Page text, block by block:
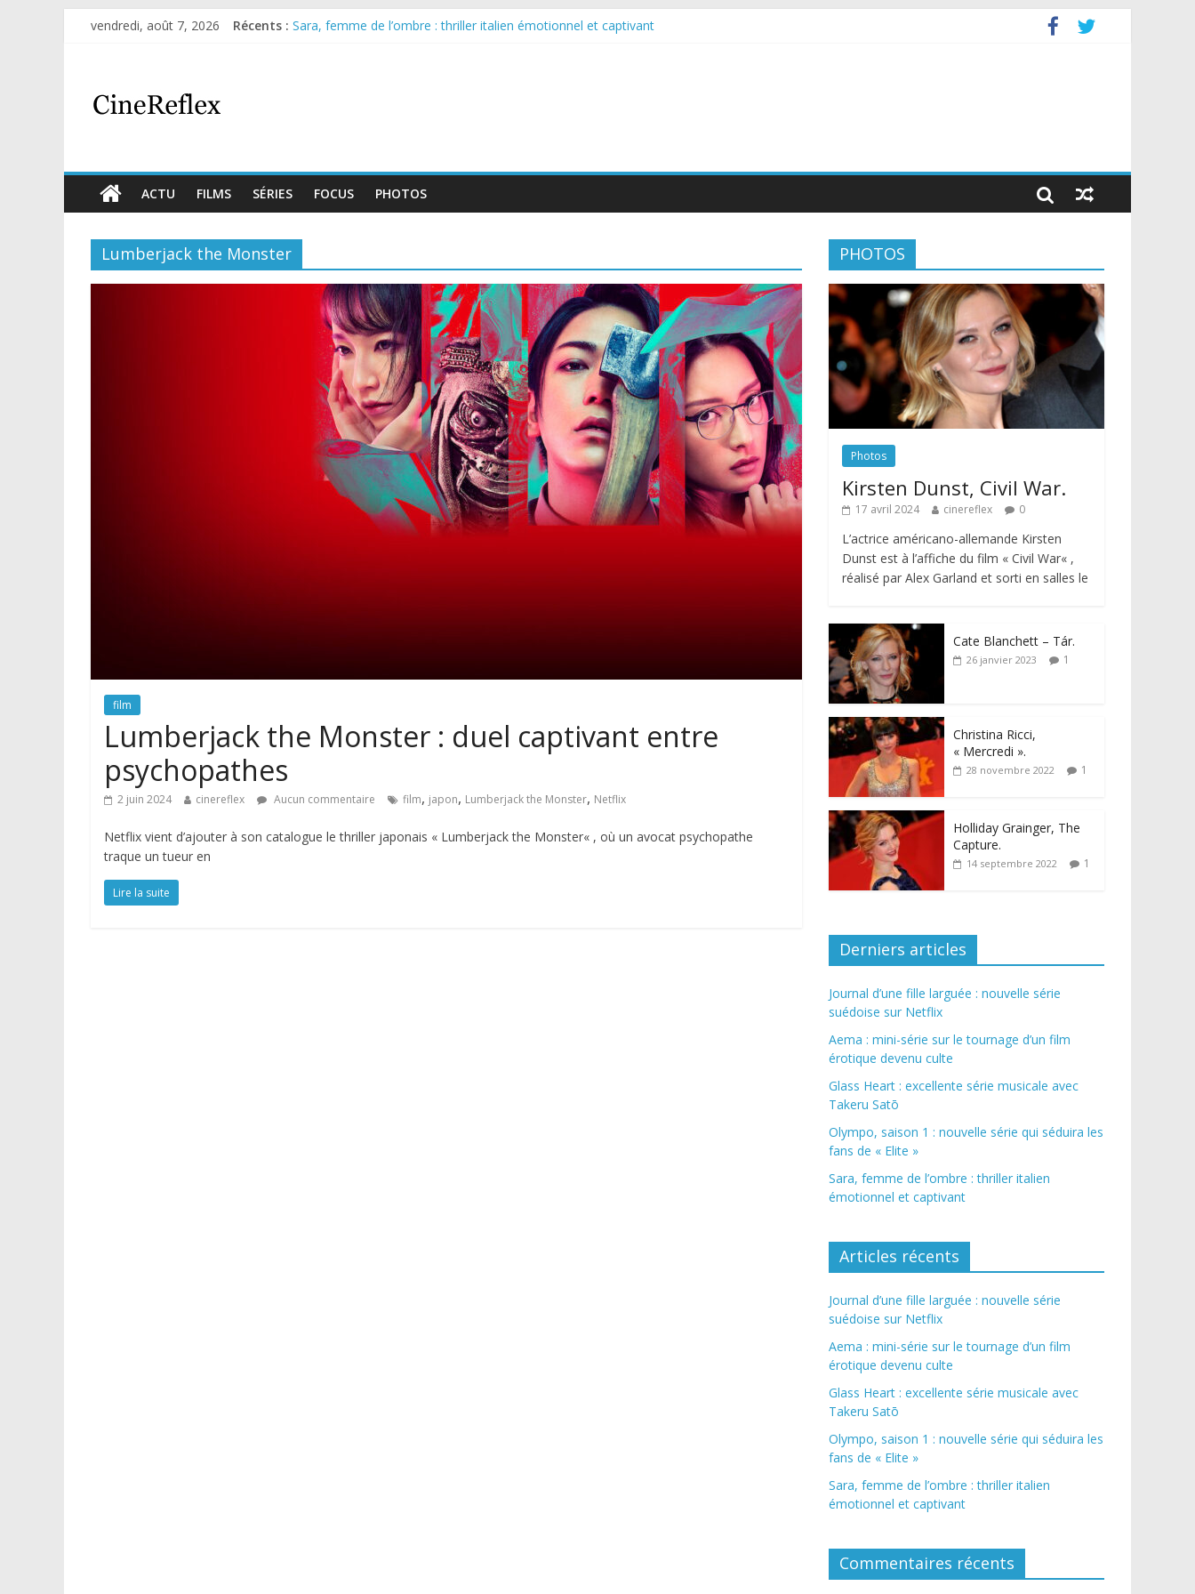
vendredi, août 7, 2026 Récents : Sara, femme de l’ombre : thriller italien émotionnel et captivant
ACTU FILMS SÉRIES FOCUS PHOTOS
Lumberjack the Monster
film
Lumberjack the Monster : duel captivant entre
psychopathes
2 juin 2024 cinereflex Aucun commentaire film, japon, Lumberjack the Monster, Netflix
Netflix vient d’ajouter à son catalogue le thriller japonais « Lumberjack the Monster« , où un avocat psychopathe
traque un tueur en
Lire la suite
PHOTOS
Photos
Kirsten Dunst, Civil War.
17 avril 2024 cinereflex 0
L’actrice américano-allemande Kirsten
Dunst est à l’affiche du film « Civil War« ,
réalisé par Alex Garland et sorti en salles le
Cate Blanchett – Tár.
26 janvier 2023 1
Christina Ricci,
« Mercredi ».
28 novembre 2022 1
Holliday Grainger, The
Capture.
14 septembre 2022 1
Derniers articles
Journal d’une fille larguée : nouvelle série
suédoise sur Netflix
Aema : mini-série sur le tournage d’un film
érotique devenu culte
Glass Heart : excellente série musicale avec
Takeru Satō
Olympo, saison 1 : nouvelle série qui séduira les
fans de « Elite »
Sara, femme de l’ombre : thriller italien
émotionnel et captivant
Articles récents
Journal d’une fille larguée : nouvelle série
suédoise sur Netflix
Aema : mini-série sur le tournage d’un film
érotique devenu culte
Glass Heart : excellente série musicale avec
Takeru Satō
Olympo, saison 1 : nouvelle série qui séduira les
fans de « Elite »
Sara, femme de l’ombre : thriller italien
émotionnel et captivant
Commentaires récents